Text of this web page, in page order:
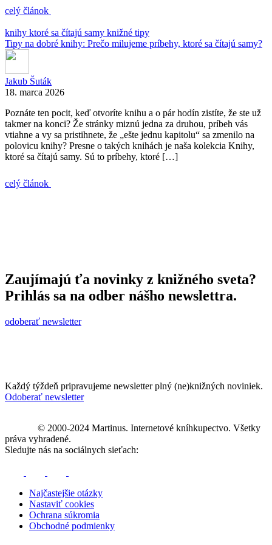
celý článok
knihy ktoré sa čítajú samy knižné tipy
Tipy na dobré knihy: Prečo milujeme príbehy, ktoré sa čítajú samy?
Jakub Šuták
18. marca 2026
Poznáte ten pocit, keď otvoríte knihu a o pár hodín zistíte, že ste už
takmer na konci? Že stránky miznú jedna za druhou, príbeh vás
vtiahne a vy sa pristihnete, že „ešte jednu kapitolu“ sa zmenilo na
polovicu knihy? Presne o takých knihách je naša kolekcia Knihy,
ktoré sa čítajú samy. Sú to príbehy, ktoré […]
celý článok
Zaujímajú ťa novinky z knižného sveta?
Prihlás sa na odber nášho newslettra.
odoberať newsletter
Každý týždeň pripravujeme newsletter plný (ne)knižných noviniek.
Odoberať newsletter
© 2000-2024 Martinus. Internetové kníhkupectvo. Všetky
práva vyhradené.
Sledujte nás na sociálnych sieťach:
Najčastejšie otázky
Nastaviť cookies
Ochrana súkromia
Obchodné podmienky